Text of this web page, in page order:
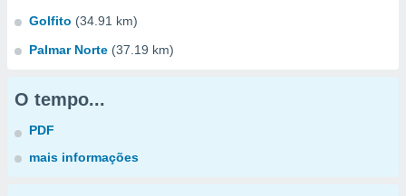
Golfito (34.91 km)
Palmar Norte (37.19 km)
O tempo...
PDF
mais informações